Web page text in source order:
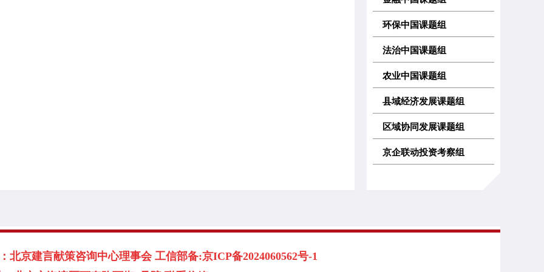
环保中国课题组
法治中国课题组
农业中国课题组
县域经济发展课题组
区域协同发展课题组
京企联动投资考察组
北京建言献策咨询中心理事会 工信部备:京ICP备2024060562号-1